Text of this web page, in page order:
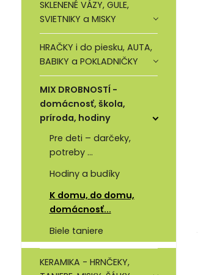
SKLENENÉ VÁZY, GULE,
SVIETNIKY a MISKY
HRAČKY i do piesku, AUTA,
BABIKY a POKLADNIČKY
MIX DROBNOSTÍ -
domácnosť, škola,
príroda, hodiny
Pre deti – darčeky,
potreby ...
Hodiny a budíky
K domu, do domu,
domácnosť...
Biele taniere
KERAMIKA - HRNČEKY,